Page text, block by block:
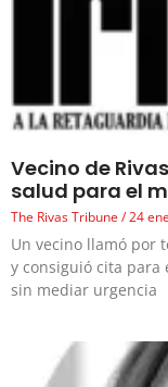
Vecino de
salud para el
The Rivas Tribune 24
Un vecino llamó por
y consiguió cita para
sin mediar urgencia